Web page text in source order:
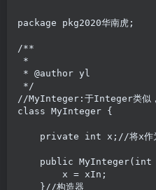
package pkg2020华南虎;
/**
*
* @author yl
*/
//MyInteger:于Integer类似，
class MyInteger {
private int x;//将x作
public MyInteger(int
        x = xIn;
    }//构造器